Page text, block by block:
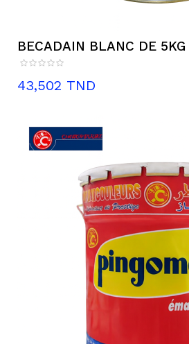
BECADAIN BLANC DE 5KG
Prix
43,502 TND